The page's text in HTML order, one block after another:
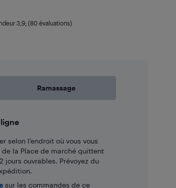
3,9; (80 évaluations)
Ramassage
selon l'endroit où vous vous
la Place de marché quittent
jours ouvrables. Prévoyez du
sur les commandes de ce